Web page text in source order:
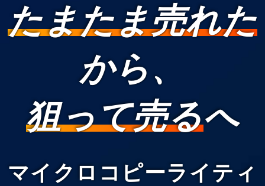
たまたま売れた
から、
狙って売るへ
マイクロコピーライティ